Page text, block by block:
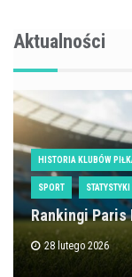
Aktualności
HISTORIA KLUBÓW
SPORT
Rankingi Paris
28 lutego 2026